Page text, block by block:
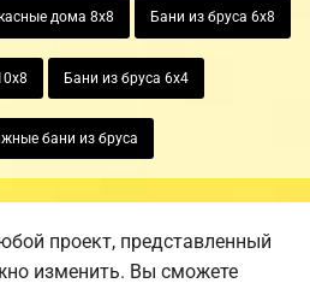
дома 8х8 Бани из бруса 6х8
Бани из бруса 6х4
бани из бруса
проект, представленный
изменить. Вы сможете